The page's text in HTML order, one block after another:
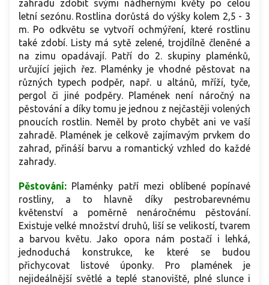
pěstování ve větších nádobách. Krásně se kombinuje s
popínavými růžemi, světlými plaménky i okrasnými keři a
vytváří výrazné barevné kontrasty.
zahradu zdobit svými nádhernými květy po celou
letní sezónu. Rostlina dorůstá do výšky kolem 2,5 - 3
m. Po odkvětu se vytvoří ochmýření, které rostlinu
také zdobí. Listy má sytě zelené, trojdílně členěné a
na zimu opadávají. Patří do 2. skupiny plaménků,
určující jejich řez. Plaménky je vhodné pěstovat na
různých typech podpěr, např. u altánů, mříží, tyče,
pergol či jiné podpěry. Plamének není náročný na
pěstování a díky tomu je jednou z nejčastěji volených
pnoucích rostlin. Neměl by proto chybět ani ve vaší
zahradě. Plamének je celkově zajímavým prvkem do
zahrad, přináší barvu a romantický vzhled do každé
zahrady.
Pěstování: Plaménky patří mezi oblíbené popínavé
rostliny, a to hlavně díky pestrobarevnému
květenství a poměrně nenáročnému pěstování.
Existuje velké množství druhů, liší se velikostí, tvarem
a barvou květu. Jako opora nám postačí i lehká,
jednoduchá konstrukce, ke které se budou
přichycovat listové úponky. Pro plamének je
nejideálnější světlé a teplé stanoviště, plné slunce i